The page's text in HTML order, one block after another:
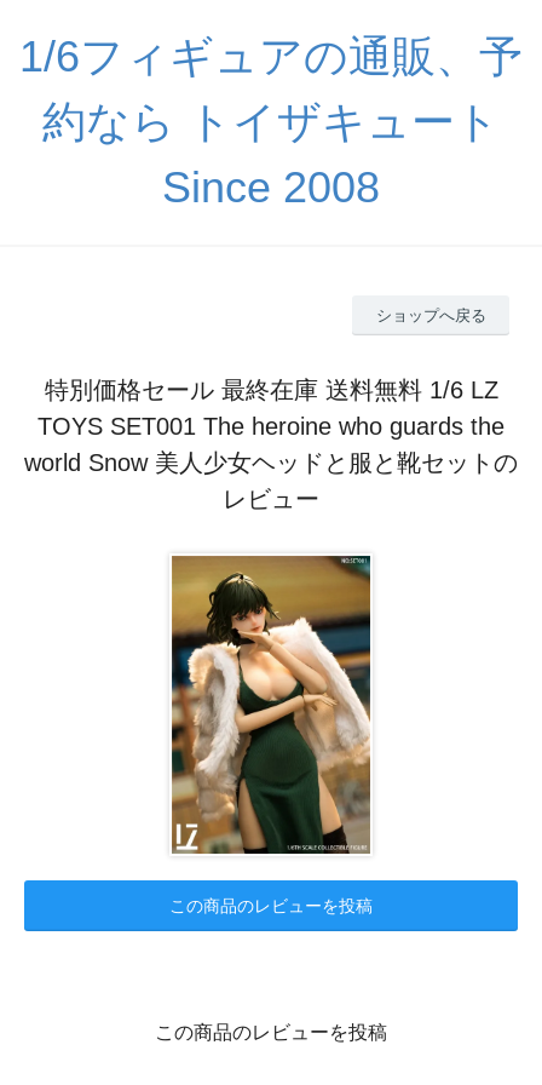
1/6フィギュアの通販、予
約なら トイザキュート
Since 2008
ショップへ戻る
特別価格セール 最終在庫 送料無料 1/6 LZ
TOYS SET001 The heroine who guards the
world Snow 美人少女ヘッドと服と靴セットの
レビュー
この商品のレビューを投稿
この商品のレビューを投稿